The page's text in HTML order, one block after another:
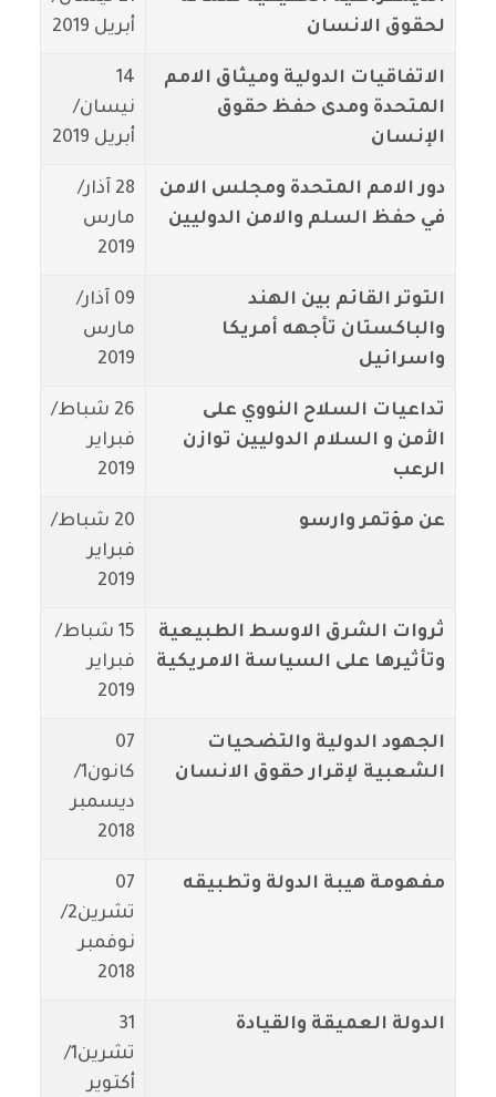
لحقوق الانسان
أبريل 2019
الاتفاقيات الدولية وميثاق الامم
المتحدة ومدى حفظ حقوق
الإنسان
14
نيسان/
أبريل 2019
دور الامم المتحدة ومجلس الامن
في حفظ السلم والامن الدوليين
28 آذار/
مارس
2019
التوتر القائم بين الهند
والباكستان تأجهه أمريكا
واسرائيل
09 آذار/
مارس
2019
تداعيات السلاح النووي على
الأمن و السلام الدوليين توازن
الرعب
26 شباط/
فبراير
2019
عن مؤتمر وارسو
20 شباط/
فبراير
2019
ثروات الشرق الاوسط الطبيعية
وتأثيرها على السياسة الامريكية
15 شباط/
فبراير
2019
الجهود الدولية والتضحيات
الشعبية لإقرار حقوق الانسان
07
كانون1/
ديسمبر
2018
مفهومة هيبة الدولة وتطبيقه
07
تشرين2/
نوفمبر
2018
الدولة العميقة والقيادة
31
تشرين1/
أكتوير